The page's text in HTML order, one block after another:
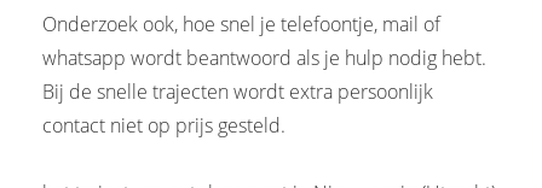
Onderzoek ook, hoe snel je telefoontje, mail of
whatsapp wordt beantwoord als je hulp nodig hebt.
Bij de snelle trajecten wordt extra persoonlijk
contact niet op prijs gesteld.